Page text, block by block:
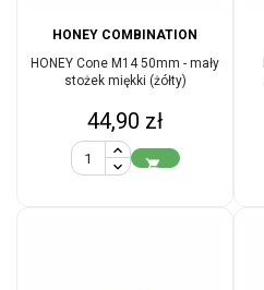
HONEY COMBINATION
HONEY Cone M14 50mm - mały
stożek miękki (żółty)
Cena
44,90 zł
